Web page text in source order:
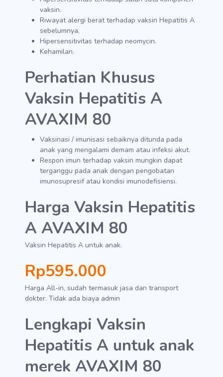
vaksin.
Riwayat alergi berat terhadap vaksin Hepatitis A
sebelumnya.
Hipersensitivitas terhadap neomycin.
Kehamilan.
Perhatian Khusus
Vaksin Hepatitis A
AVAXIM 80
Vaksinasi / imunisasi sebaiknya ditunda pada
anak yang mengalami demam atau infeksi akut.
Respon imun terhadap vaksin mungkin dapat
terganggu pada anak dengan pengobatan
imunosupresif atau kondisi imunodefisiensi.
Harga Vaksin Hepatitis
A AVAXIM 80
Vaksin Hepatitis A untuk anak.
Rp595.000
Harga All-in, sudah termasuk jasa dan transport
dokter. Tidak ada biaya admin
Lengkapi Vaksin
Hepatitis A untuk anak
merek AVAXIM 80